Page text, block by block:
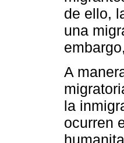
de ello,
una
A
la
ocurren